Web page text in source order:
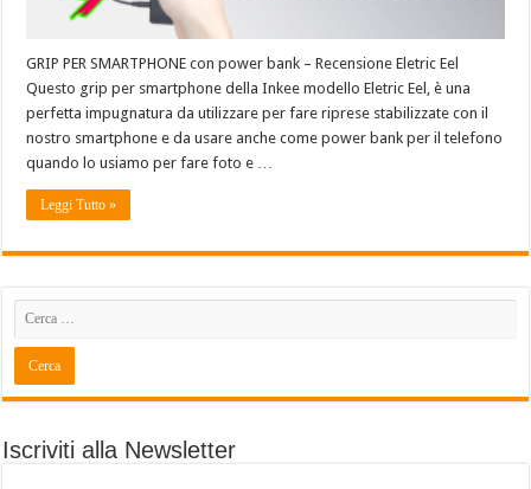
GRIP PER SMARTPHONE con power bank – Recensione Eletric Eel
Questo grip per smartphone della Inkee modello Eletric Eel, è una
perfetta impugnatura da utilizzare per fare riprese stabilizzate con il
nostro smartphone e da usare anche come power bank per il telefono
quando lo usiamo per fare foto e …
Leggi Tutto »
Iscriviti alla Newsletter